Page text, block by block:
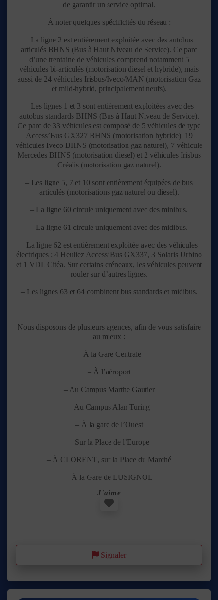
de garantir un service optimal.
À noter quelques spécificités du réseau :
– La ligne 2 est entièrement exploitée avec des autobus
articulés BHNS (Bus à Haut Niveau de Service). Ce parc
d’une trentaine de véhicules comprend notamment 5
véhicules bi-articulés (motorisation diesel et hybride), mais
aussi de 24 véhicules Irisbus/Iveco/MAN (motorisation Gaz
et mild-hybrid, principalement neufs).
– Les lignes 1 et 3 sont entièrement exploitées avec des
autobus standards BHNS (Bus à Haut Niveau de Service).
Ce parc de 33 véhicules est composé de 5 véhicules de type
Access’Bus GX327 BHNS (motorisation hybride), 19
véhicules Iveco BHNS (motorisation gaz naturel), 7 véhicule
Mercedes BHNS (motorisation diesel) et 2 véhicules Irisbus
Créalis (motorisation gaz naturel).
– Les ligne 5, 7 et 10 sont entièrement équipées de bus
articulés (motorisations gaz naturel ou diesel).
– La ligne 60 circule uniquement avec des minibus.
– La ligne 61 circule uniquement avec des midibus.
– La ligne 62 est entièrement exploitée avec des véhicules
électriques ; 4 Heuliez Access’Bus GX337, 3 Solaris Urbino
et 1 VDL Citéa. Sur certains créneaux, les véhicules peuvent
rouler sur d’autres lignes.
– Les lignes 63 et 64 combinent bus standards et midibus.
Nous disposons de plusieurs agences, afin de vous satisfaire
au mieux :
– À la Gare Centrale
– À l’aéroport
– Au Campus Marthe Gautier
– Au Campus Alan Turing
– À la gare de l’Ouest
– Sur la Place de l’Europe
– À CLORENT, sur la Place du Marché
– À la Gare de LUSIGNOL
J'aime
Favori
Signaler